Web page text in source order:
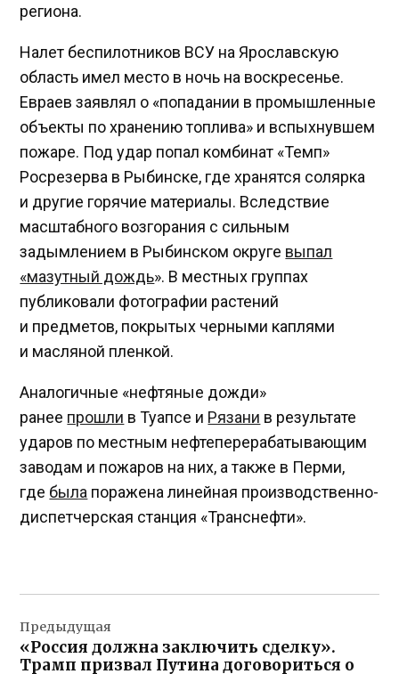
региона.
Налет беспилотников ВСУ на Ярославскую
область имел место в ночь на воскресенье.
Евраев заявлял о «попадании в промышленные
объекты по хранению топлива» и вспыхнувшем
пожаре. Под удар попал комбинат «Темп»
Росрезерва в Рыбинске, где хранятся солярка
и другие горячие материалы. Вследствие
масштабного возгорания с сильным
задымлением в Рыбинском округе выпал
«мазутный дождь». В местных группах
публиковали фотографии растений
и предметов, покрытых черными каплями
и масляной пленкой.
Аналогичные «нефтяные дожди»
ранее прошли в Туапсе и Рязани в результате
ударов по местным нефтеперерабатывающим
заводам и пожаров на них, а также в Перми,
где была поражена линейная производственно-
диспетчерская станция «Транснефти».
по
записям
Предыдущая
«Россия должна заключить сделку».
Трамп призвал Путина договориться о